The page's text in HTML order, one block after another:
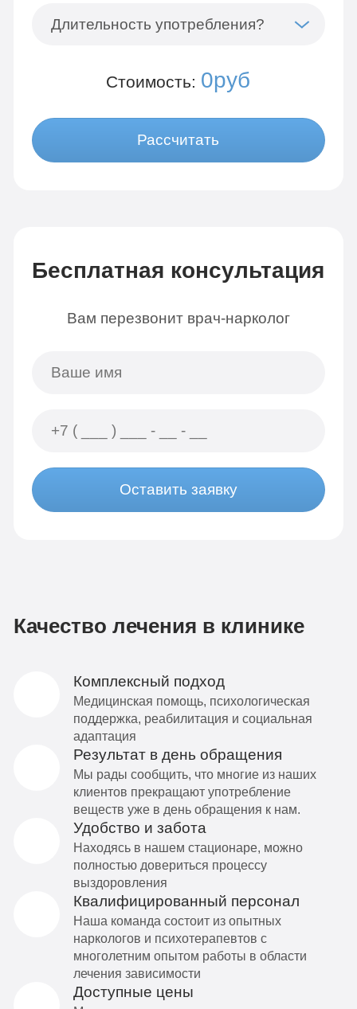
Длительность употребления?
Стоимость: 0руб
Рассчитать
Бесплатная консультация
Вам перезвонит врач-нарколог
Оставить заявку
Качество лечения в клинике
Комплексный подход
Медицинская помощь, психологическая
поддержка, реабилитация и социальная
адаптация
Результат в день обращения
Мы рады сообщить, что многие из наших
клиентов прекращают употребление
веществ уже в день обращения к нам.
Удобство и забота
Находясь в нашем стационаре, можно
полностью довериться процессу
выздоровления
Квалифицированный персонал
Наша команда состоит из опытных
наркологов и психотерапевтов с
многолетним опытом работы в области
лечения зависимости
Доступные цены